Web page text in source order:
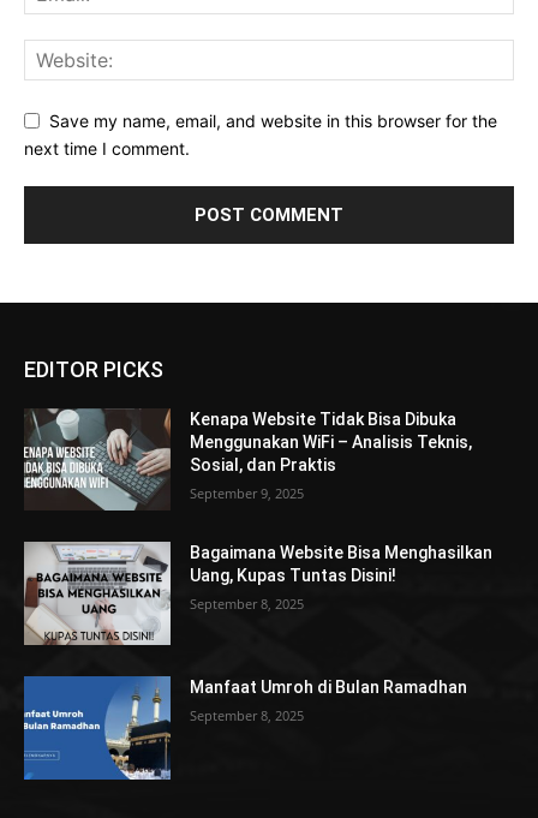
Save my name, email, and website in this browser for the
next time I comment.
EDITOR PICKS
Kenapa Website Tidak Bisa Dibuka
Menggunakan WiFi – Analisis Teknis,
Sosial, dan Praktis
September 9, 2025
Bagaimana Website Bisa Menghasilkan
Uang, Kupas Tuntas Disini!
September 8, 2025
Manfaat Umroh di Bulan Ramadhan
September 8, 2025